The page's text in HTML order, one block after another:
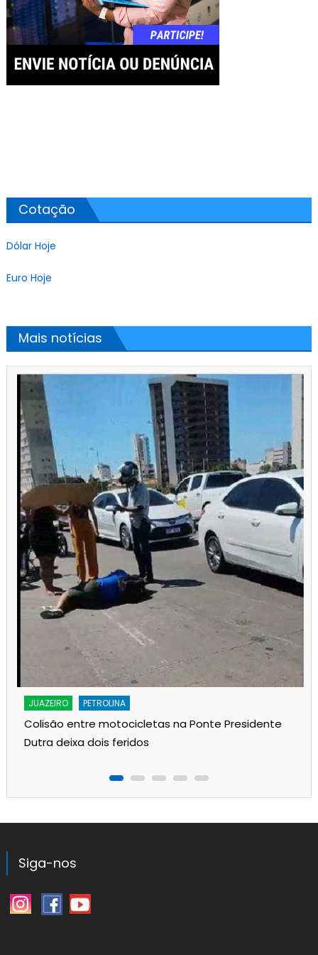
Cotação
Dólar Hoje
Euro Hoje
Mais notícias
JUAZEIRO PETROLINA
Colisão entre motocicletas na Ponte Presidente
Dutra deixa dois feridos
Siga-nos